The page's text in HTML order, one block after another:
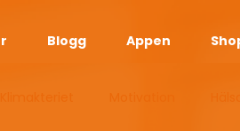
Blogg Appen